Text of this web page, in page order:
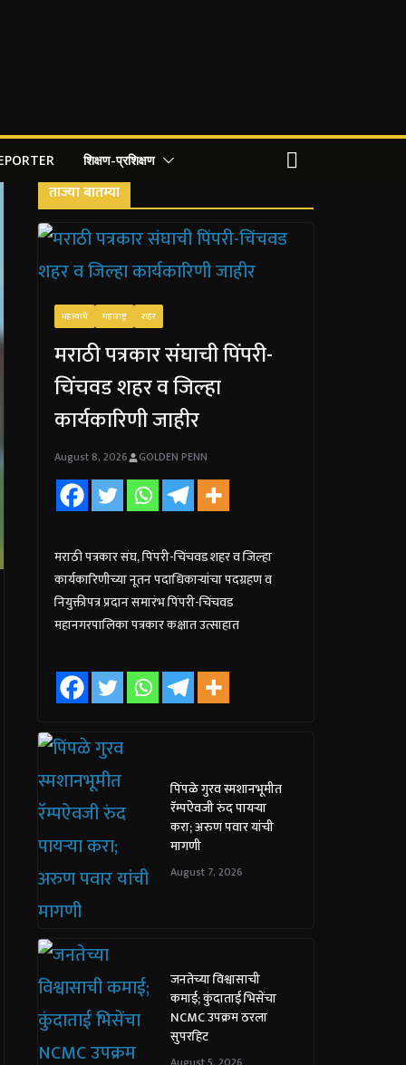
शिक्षण-प्रशिक्षण
ताज्या बातम्या
महत्त्वाचे महाराष्ट्र शहर
मराठी पत्रकार संघाची पिंपरी-
चिंचवड शहर व जिल्हा
कार्यकारिणी जाहीर
August 8, 2026 GOLDEN PENN
मराठी पत्रकार संघ, पिंपरी-चिंचवड शहर व जिल्हा
कार्यकारिणीच्या नूतन पदाधिकाऱ्यांचा पदग्रहण व
नियुक्तीपत्र प्रदान समारंभ पिंपरी-चिंचवड
महानगरपालिका पत्रकार कक्षात उत्साहात
पिंपळे गुरव स्मशानभूमीत
रॅम्पऐवजी रुंद पायऱ्या
करा; अरुण पवार यांची
मागणी
August 7, 2026
जनतेच्या विश्वासाची
कमाई; कुंदाताई भिसेंचा
NCMC उपक्रम ठरला
सुपरहिट